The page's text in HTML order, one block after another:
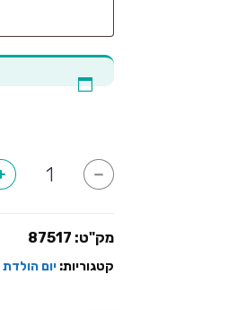
-
של
בעיצובמק"ט: 87517
קטגוריות: יום הולדת